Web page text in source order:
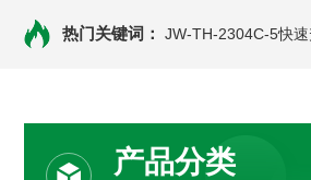
热门关键词： JW-TH-2304C-5快
产品分类